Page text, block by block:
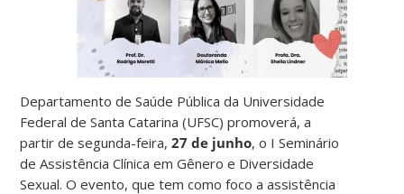
Departamento de Saúde Pública da Universidade
Federal de Santa Catarina (UFSC) promoverá, a
partir de segunda-feira,27 de junho, o I Seminário
de Assistência Clínica em Gênero e Diversidade
Sexual. O evento, que tem como foco a assistência